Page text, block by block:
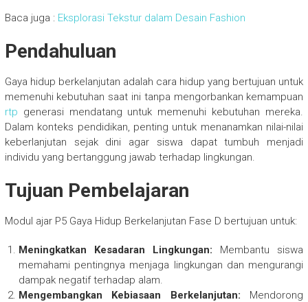
Baca juga : Eksplorasi Tekstur dalam Desain Fashion
Pendahuluan
Gaya hidup berkelanjutan adalah cara hidup yang bertujuan untuk
memenuhi kebutuhan saat ini tanpa mengorbankan kemampuan
rtp generasi mendatang untuk memenuhi kebutuhan mereka.
Dalam konteks pendidikan, penting untuk menanamkan nilai-nilai
keberlanjutan sejak dini agar siswa dapat tumbuh menjadi
individu yang bertanggung jawab terhadap lingkungan.
Tujuan Pembelajaran
Modul ajar P5 Gaya Hidup Berkelanjutan Fase D bertujuan untuk:
Meningkatkan Kesadaran Lingkungan: Membantu siswa
memahami pentingnya menjaga lingkungan dan mengurangi
dampak negatif terhadap alam.
Mengembangkan Kebiasaan Berkelanjutan: Mendorong